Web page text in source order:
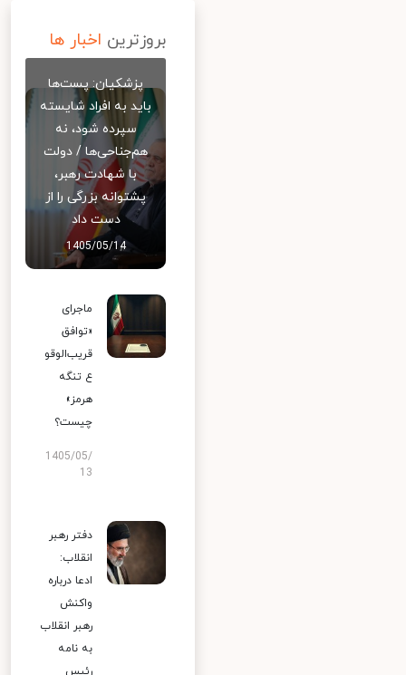
بروزترین اخبار ها
پزشکیان: پست‌ها
باید به افراد شایسته
سپرده شود، نه
هم‌جناحی‌ها / دولت
با شهادت رهبر،
پشتوانه بزرگی را از
دست داد
1405/05/14
ماجرای
«توافق
قریب‌الوقو
ع تنگه
هرمز»
چیست؟
1405/05/
13
دفتر رهبر
انقلاب:
ادعا درباره
واکنش
رهبر انقلاب
به نامه
رئیس